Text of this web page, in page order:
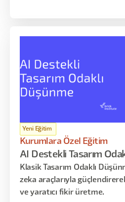
Yeni Eğitim
Kurumlara Özel Eğitim
AI Destekli Tasarım
Klasik Tasarım Odaklı
zeka araçlarıyla
ve yaratıcı fikir üretme.